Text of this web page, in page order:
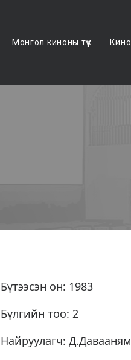
Монгол киноны түүх
Бүтээсэн он: 1983
Бүлгийн тоо: 2
Найруулагч: Д.Давааням